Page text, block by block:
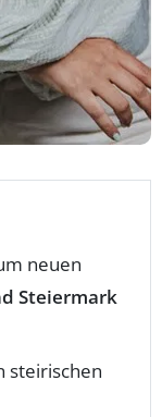
neuen
Steiermark
steirischen